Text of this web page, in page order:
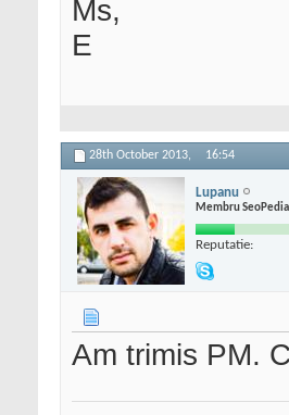
Ms,
E
28th October 2013, 16:54
Lupanu
Membru SeoPedia
Reputatie:
Am trimis PM.